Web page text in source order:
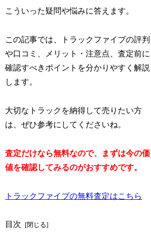
こういった疑問や悩みに答えます。
この記事では、トラックファイブの評判
や口コミ、メリット・注意点、査定前に
確認すべきポイントを分かりやすく解説
します。
大切なトラックを納得して売りたい方
は、ぜひ参考にしてくださいね。
査定だけなら無料なので、まずは今の価
値を確認してみるのがおすすめです。
トラックファイブの無料査定はこちら
目次